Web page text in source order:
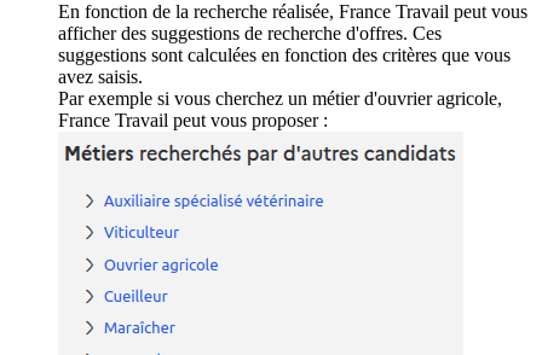
En fonction de la recherche réalisée, France Travail peut vous
afficher des suggestions de recherche d'offres. Ces
suggestions sont calculées en fonction des critères que vous
avez saisis.
Par exemple si vous cherchez un métier d'ouvrier agricole,
France Travail peut vous proposer :